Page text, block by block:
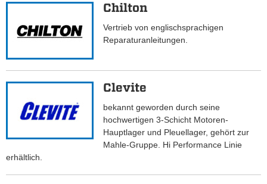
Chilton
Vertrieb von englischsprachigen
Reparaturanleitungen.
Clevite
bekannt geworden durch seine
hochwertigen 3-Schicht Motoren-
Hauptlager und Pleuellager, gehört zur
Mahle-Gruppe. Hi Performance Linie
erhältlich.